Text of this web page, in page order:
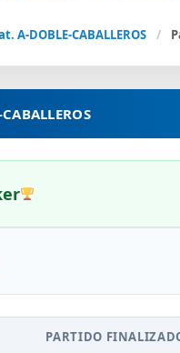
A-DOBLE-CABALLEROS /
PARTIDO